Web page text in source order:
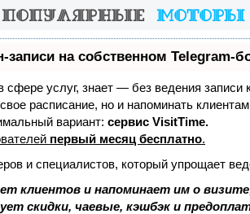
записи на собственном Telegram-
сфере услуг, знает — без ведения записи
расписание, но и напоминать
вариант: сервис VisitTime.
первый месяц бесплатно.
и специалистов, который упрощает
клиентов и напоминает им о
скидки, чаевые, кэшбэк и